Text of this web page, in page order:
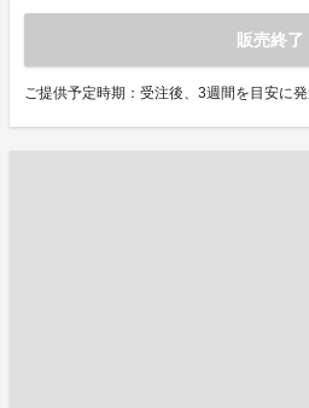
販売終了
ご提供予定時期：受注後、3週間を目安に